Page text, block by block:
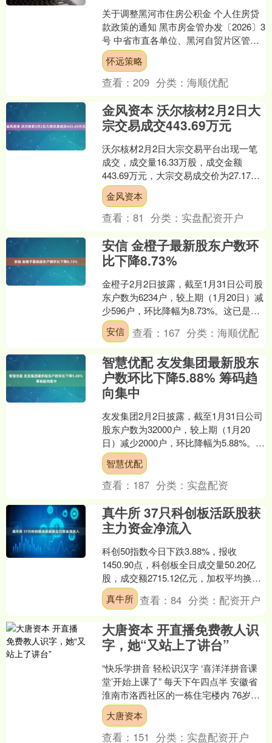
关于调整黑河市住房公积金 个人住房贷
款政策的通知 黑市房金管办发〔2026〕3
号 中省市直各单位、黑河自贸片区管委
会、各县（市、区）人民政府、五大连
池管委会： ....
怀远策略
查看：209 分类：海顺优配
金风资本 沃尔核材2月2日大
宗交易成交443.69万元
沃尔核材2月2日大宗交易平台出现一笔
成交，成交量16.33万股，成交金额
443.69万元，大宗交易成交价为27.17
元。该笔交易的买卖双方均为机构专用
席位。 进....
金风资本
查看：81 分类： 实盘配资开户
安信 金橙子最新股东户数环
比下降8.73%
金橙子2月2日披露，截至1月31日公司股
东户数为6234户，较上期（1月20日）减
少596户，环比降幅为8.73%。这已是该
公司股东户数连续第3期下降。 证券时....
安信 查看： 167 分类：海顺优配
智慧优配 友发集团最新股东
户数环比下降5.88% 筹码趋
向集中
友发集团2月2日披露，截至1月31日公司
股东户数为32000户，较上期（1月20
日）减少2000户，环比降幅为5.88%。
证券时报数据宝统计，截至发稿，友发
集....
智慧优配
查看： 187 分类： 实盘配资
真牛所 37只科创板活跃股获
主力资金净流入
科创50指数今日下跌3.88%，报收
1450.90点，科创板全日成交量50.20亿
股，成交额2715.12亿元，加权平均换手
率为2.55%。 证券时报数据宝统计....
真牛所 查看：84 分类： 配资开户
大唐资本 开直播免费教人识
字，她“又站上了讲台”
“快乐学拼音 轻松识汉字 ‘喜洋洋拼音课
堂’开始上课了” 每天下午四点半 安徽省
淮南市洛西社区的一栋住宅楼内 76岁的
小学语文退休教师杨维云 总会准时出现
在直播....
大唐资本
查看： 151 分类： 实盘配资开户